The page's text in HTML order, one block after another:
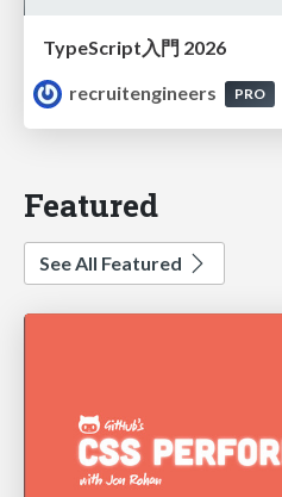
TypeScript入門 2026
recruitengineers
PRO
Featured
See All Featured